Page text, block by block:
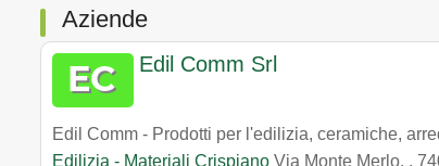
Aziende
Edil Comm Srl
Edil Comm - Prodotti per l'edilizia, ceramiche,
Edilizia - Materiali Crispiano Via Monte Merlo, ,